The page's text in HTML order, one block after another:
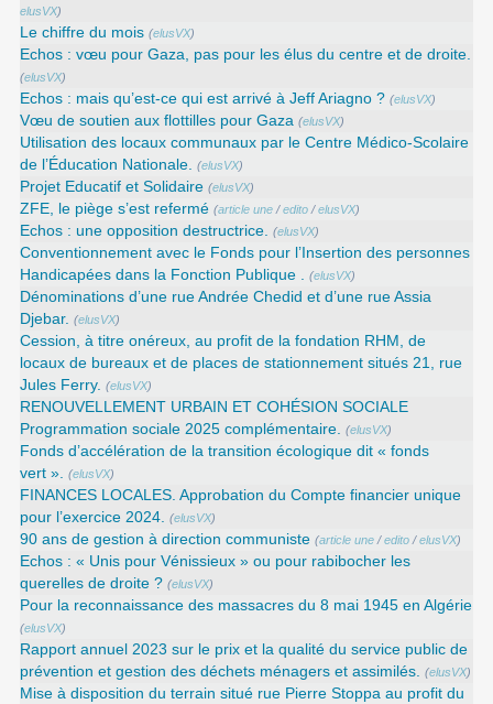
elusVX)
Le chiffre du mois (elusVX)
Echos : vœu pour Gaza, pas pour les élus du centre et de droite.
(elusVX)
Echos : mais qu’est-ce qui est arrivé à Jeff Ariagno ? (elusVX)
Vœu de soutien aux flottilles pour Gaza (elusVX)
Utilisation des locaux communaux par le Centre Médico-Scolaire
de l’Éducation Nationale. (elusVX)
Projet Educatif et Solidaire (elusVX)
ZFE, le piège s’est refermé (article une/edito/elusVX)
Echos : une opposition destructrice. (elusVX)
Conventionnement avec le Fonds pour l’Insertion des personnes
Handicapées dans la Fonction Publique . (elusVX)
Dénominations d’une rue Andrée Chedid et d’une rue Assia
Djebar. (elusVX)
Cession, à titre onéreux, au profit de la fondation RHM, de
locaux de bureaux et de places de stationnement situés 21, rue
Jules Ferry. (elusVX)
RENOUVELLEMENT URBAIN ET COHÉSION SOCIALE
Programmation sociale 2025 complémentaire. (elusVX)
Fonds d’accélération de la transition écologique dit « fonds
vert ». (elusVX)
FINANCES LOCALES. Approbation du Compte financier unique
pour l’exercice 2024. (elusVX)
90 ans de gestion à direction communiste (article une/edito/elusVX)
Echos : « Unis pour Vénissieux » ou pour rabibocher les
querelles de droite ? (elusVX)
Pour la reconnaissance des massacres du 8 mai 1945 en Algérie
(elusVX)
Rapport annuel 2023 sur le prix et la qualité du service public de
prévention et gestion des déchets ménagers et assimilés. (elusVX)
Mise à disposition du terrain situé rue Pierre Stoppa au profit du